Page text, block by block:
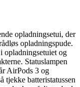
opladningsetui, der
opladningspude.
opladningsetuiet og
Statuslampen
AirPods 3 og
tjekke batteristatussen